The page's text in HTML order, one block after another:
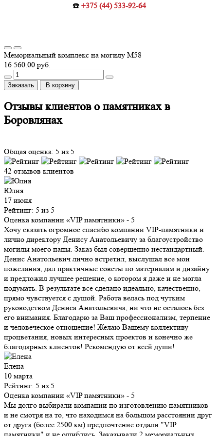
☎️ +375 (44) 533-92-64
Мемориальный комплекс на могилу М58
16 560.00 руб.
Заказать В корзину
Отзывы клиентов о памятниках в
Боровлянах
Общая оценка: 5 из 5
42 отзывов клиентов
Юлия
17 июня
Рейтинг: 5 из 5
Оценка компании «VIP памятники» - 5
Хочу сказать огромное спасибо компании VIP-памятники и
лично директору Денису Анатольевичу за благоустройство
могилы моего папы. Заказ был совершенно нестандартный.
Денис Анатольевич лично встретил, выслушал все мои
пожелания, дал практичные советы по материалам и дизайну
и предложил лучшее решение, о котором я даже и не могла
подумать. В результате все сделано идеально, качественно,
прямо чувствуется с душой. Работа велась под чутким
руководством Дениса Анатольевича, ни что не осталось без
его внимания. Благодарю за Ваш профессионализм, терпение
и человеческое отношение! Желаю Вашему коллективу
процветания, новых интересных проектов и конечно же
благодарных клиентов! Рекомендую от всей души!
Елена
10 марта
Рейтинг: 5 из 5
Оценка компании «VIP памятники» - 5
Мы долго выбирали компании по изготовлению памятников
и не смотря на то, что находимся на большом расстоянии друг
от друга (более 2500 км) предпочтение отдали "VIP